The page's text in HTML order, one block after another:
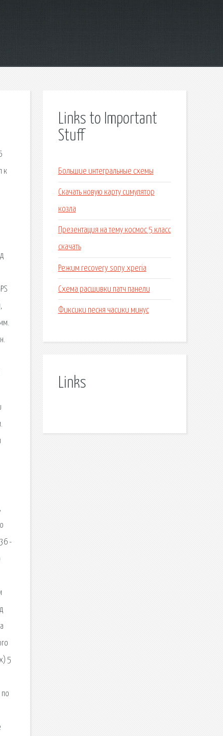
к
-
5
Links to Important
Stuff
Большие интегральные схемы
Скачать новую карту симулятор
козла
Презентация на тему космос 5 класс
скачать
Режим recovery sony xperia
Схема расшивки патч панели
Фиксики песня часики минус
Links